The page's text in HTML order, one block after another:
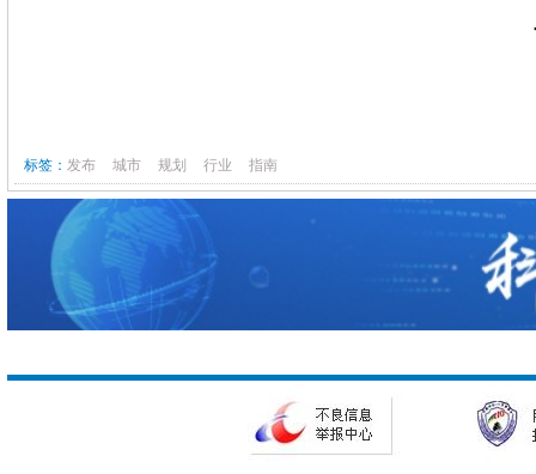
标签： 发布 城市 规划 行业 指南